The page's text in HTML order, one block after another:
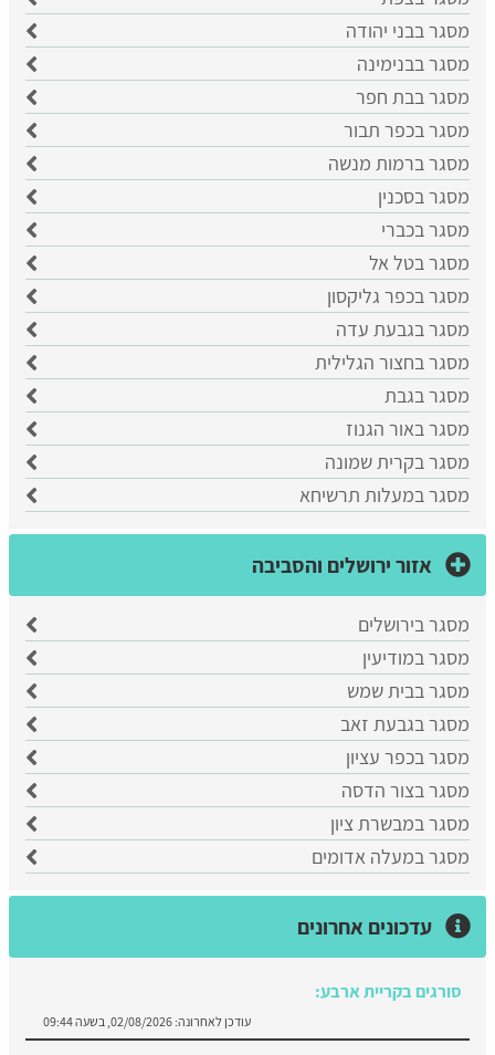
מסגר בבני יהודה
מסגר בבנימינה
מסגר בבת חפר
מסגר בכפר תבור
מסגר ברמות מנשה
מסגר בסכנין
מסגר בכברי
מסגר בטל אל
מסגר בכפר גליקסון
מסגר בגבעת עדה
מסגר בחצור הגלילית
מסגר בגבת
מסגר באור הגנוז
מסגר בקרית שמונה
מסגר במעלות תרשיחא
אזור ירושלים והסביבה
מסגר בירושלים
מסגר במודיעין
מסגר בבית שמש
מסגר בגבעת זאב
מסגר בכפר עציון
מסגר בצור הדסה
מסגר במבשרת ציון
מסגר במעלה אדומים
עדכונים אחרונים
סורגים בקריית ארבע:
עודכן לאחרונה: 02/08/2026, בשעה 09:44